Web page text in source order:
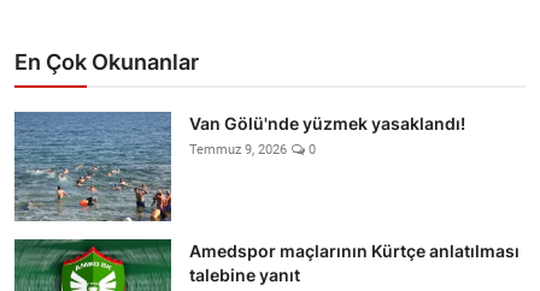
En Çok Okunanlar
Van Gölü'nde yüzmek yasaklandı!
Temmuz 9, 2026 0
Amedspor maçlarının Kürtçe anlatılması
talebine yanıt